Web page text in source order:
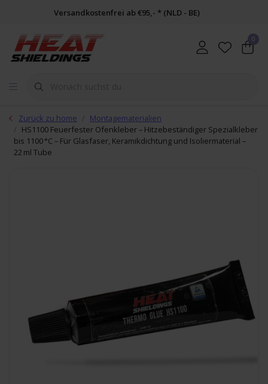
Versandkostenfrei ab €95,- * (NLD - BE)
0
Zurück zu home
Montagematerialien
HS1100 Feuerfester Ofenkleber – Hitzebeständiger Spezialkleber
bis 1100 °C – Für Glasfaser, Keramikdichtung und Isoliermaterial –
22 ml Tube